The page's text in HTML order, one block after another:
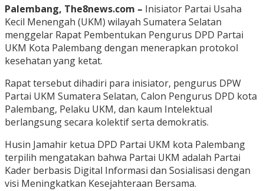
Palembang, The8news.com – Inisiator Partai Usaha
Kecil Menengah (UKM) wilayah Sumatera Selatan
menggelar Rapat Pembentukan Pengurus DPD Partai
UKM Kota Palembang dengan menerapkan protokol
kesehatan yang ketat.
Rapat tersebut dihadiri para inisiator, pengurus DPW
Partai UKM Sumatera Selatan, Calon Pengurus DPD kota
Palembang, Pelaku UKM, dan kaum Intelektual
berlangsung secara kolektif serta demokratis.
Husin Jamahir ketua DPD Partai UKM kota Palembang
terpilih mengatakan bahwa Partai UKM adalah Partai
Kader berbasis Digital Informasi dan Sosialisasi dengan
visi Meningkatkan Kesejahteraan Bersama.